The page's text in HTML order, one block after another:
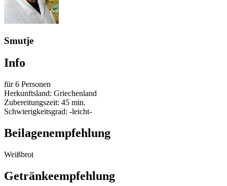
Smutje
Info
für 6 Personen
Herkunftsland: Griechenland
Zubereitungszeit: 45 min.
Schwierigkeitsgrad: -leicht-
Beilagenempfehlung
Weißbrot
Getränkeempfehlung